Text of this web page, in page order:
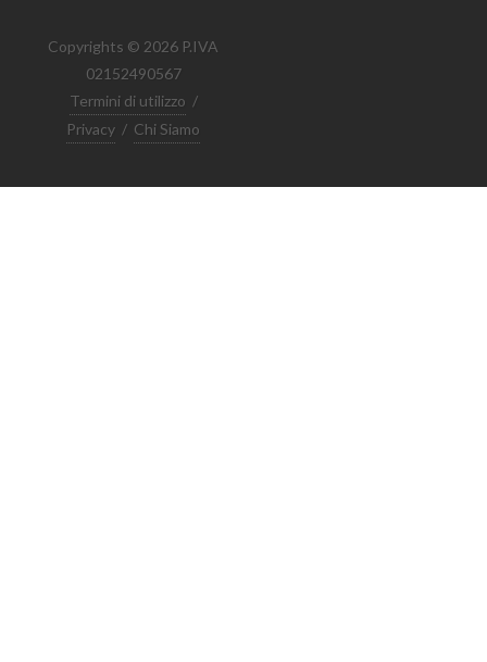
Copyrights © 2026 P.IVA
02152490567
Termini di utilizzo /
Privacy / Chi Siamo